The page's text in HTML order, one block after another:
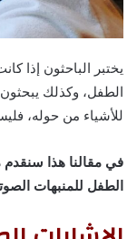
يختبر الباحثون إذا
الطفل، وكذلك
للأشياء من حوله،
في مقالنا هذا
الطفل للمنبهات